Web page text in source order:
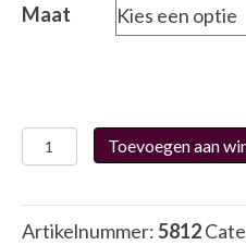
Maat
Rohde
7042.90
aantal
Toevoegen aan
Artikelnummer:5812